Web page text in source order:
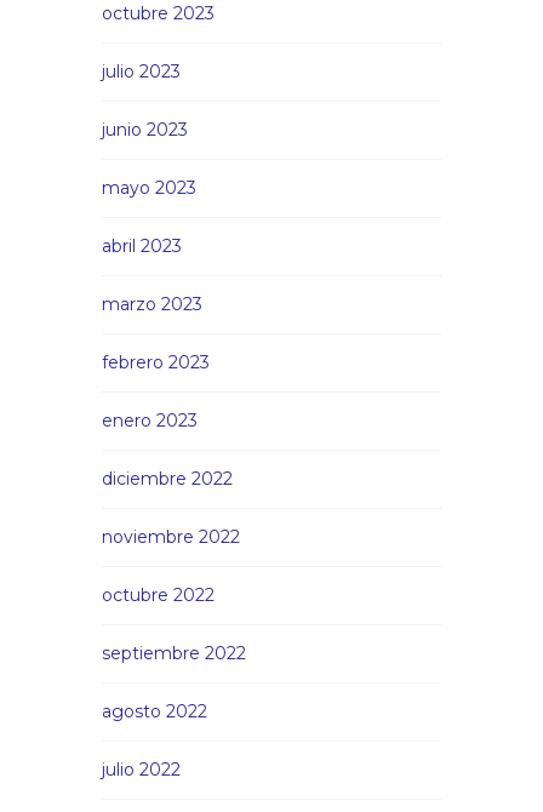
octubre 2023
julio 2023
junio 2023
mayo 2023
abril 2023
marzo 2023
febrero 2023
enero 2023
diciembre 2022
noviembre 2022
octubre 2022
septiembre 2022
agosto 2022
julio 2022